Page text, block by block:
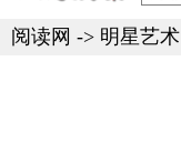
阅读网 -> 明星艺术